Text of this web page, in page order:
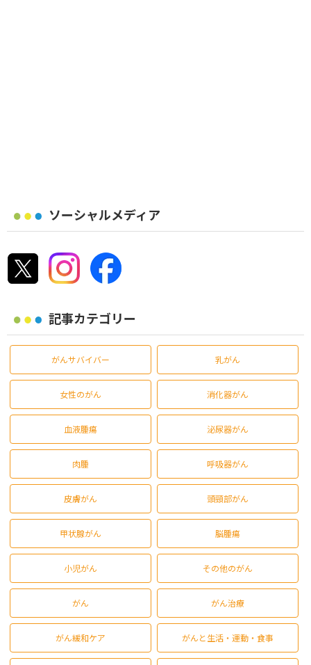
ソーシャルメディア
記事カテゴリー
がんサバイバー 乳がん
女性のがん 消化器がん
血液腫瘍 泌尿器がん
肉腫 呼吸器がん
皮膚がん 頭頸部がん
甲状腺がん 脳腫瘍
小児がん その他のがん
がん がん治療
がん緩和ケア がんと生活・運動・食事